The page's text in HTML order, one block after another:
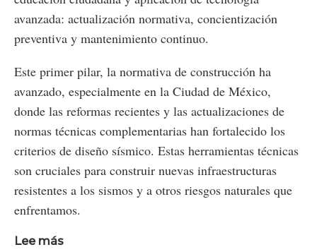
avanzada: actualización normativa, concientización
preventiva y mantenimiento continuo.
Este primer pilar, la normativa de construcción ha
avanzado, especialmente en la Ciudad de México,
donde las reformas recientes y las actualizaciones de
normas técnicas complementarias han fortalecido los
criterios de diseño sísmico. Estas herramientas técnicas
son cruciales para construir nuevas infraestructuras
resistentes a los sismos y a otros riesgos naturales que
enfrentamos.
Lee más